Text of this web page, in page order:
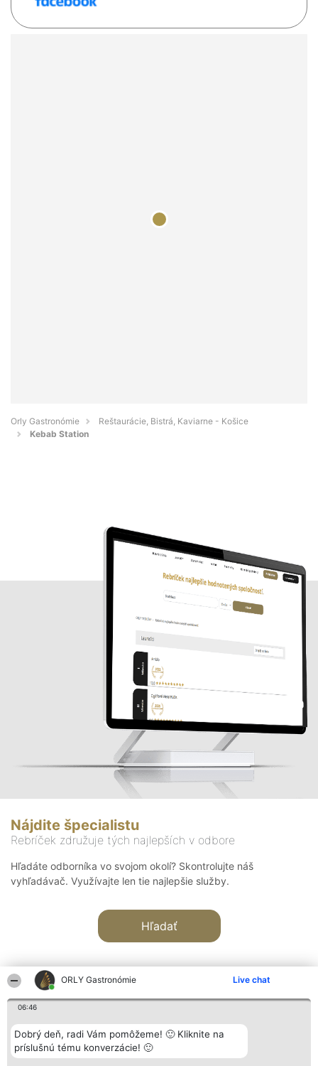
ORLY Gastronómie Live chat
06:46
Dobrý deň, radi Vám pomôžeme! 🙂 Kliknite na
príslušnú tému konverzácie! 🙂
Orly Gastronómie
Reštaurácie, Bistrá, Kaviarne - Košice
Kebab Station
Nájdite špecialistu
Rebríček združuje tých najlepších v odbore
Hľadáte odborníka vo svojom okolí? Skontrolujte náš
vyhľadávač. Využívajte len tie najlepšie služby.
Hľadať
Organizátor hodnotenia
Bright Side Solutions sp. z o.
o. sp. k.
Hodnotenie
Laureáti
Lista
Kontakt
Kontakt